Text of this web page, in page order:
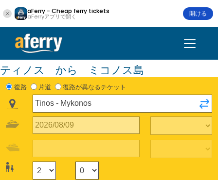
aFerry - Cheap ferry tickets
aFerryアプリで開く 開ける
ティノス から ミコノス島
復路 片道 復路が異なるチケット